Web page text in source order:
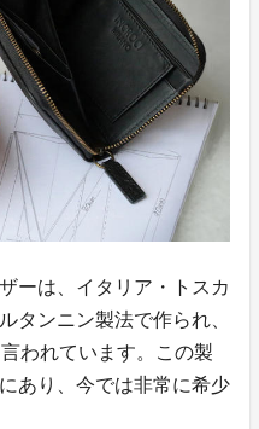
ーは、イタリア・トスカ
タンニン製法で作られ、
われています。この製
あり、今では非常に希少